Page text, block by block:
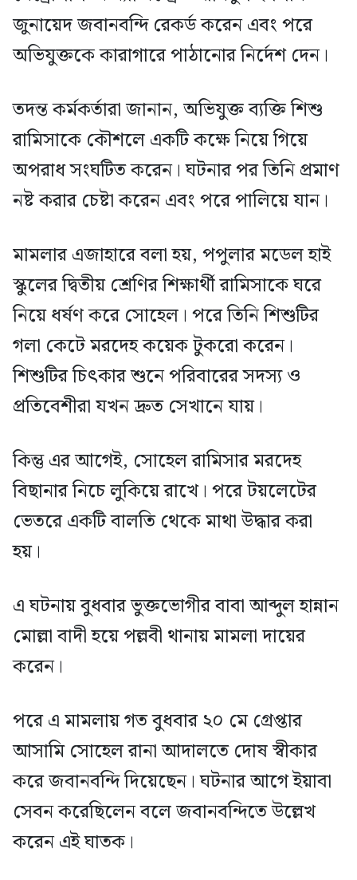
জুনায়েদ জবানবন্দি রেকর্ড করেন এবং পরে
অভিযুক্তকে কারাগারে পাঠানোর নির্দেশ দেন।
তদন্ত কর্মকর্তারা জানান, অভিযুক্ত ব্যক্তি শিশু
রামিসাকে কৌশলে একটি কক্ষে নিয়ে গিয়ে
অপরাধ সংঘটিত করেন। ঘটনার পর তিনি প্রমাণ
নষ্ট করার চেষ্টা করেন এবং পরে পালিয়ে যান।
মামলার এজাহারে বলা হয়, পপুলার মডেল হাই
স্কুলের দ্বিতীয় শ্রেণির শিক্ষার্থী রামিসাকে ঘরে
নিয়ে ধর্ষণ করে সোহেল। পরে তিনি শিশুটির
গলা কেটে মরদেহ কয়েক টুকরো করেন।
শিশুটির চিৎকার শুনে পরিবারের সদস্য ও
প্রতিবেশীরা যখন দ্রুত সেখানে যায়।
কিন্তু এর আগেই, সোহেল রামিসার মরদেহ
বিছানার নিচে লুকিয়ে রাখে। পরে টয়লেটের
ভেতরে একটি বালতি থেকে মাথা উদ্ধার করা
হয়।
এ ঘটনায় বুধবার ভুক্তভোগীর বাবা আব্দুল হান্নান
মোল্লা বাদী হয়ে পল্লবী থানায় মামলা দায়ের
করেন।
পরে এ মামলায় গত বুধবার ২০ মে গ্রেপ্তার
আসামি সোহেল রানা আদালতে দোষ স্বীকার
করে জবানবন্দি দিয়েছেন। ঘটনার আগে ইয়াবা
সেবন করেছিলেন বলে জবানবন্দিতে উল্লেখ
করেন এই ঘাতক।